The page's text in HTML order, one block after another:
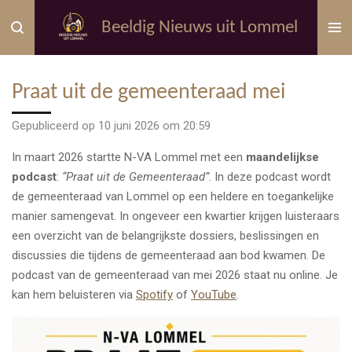
direct
naar
hoofdinhoud
Beeldig Nieuws uit Lommel
Praat uit de gemeenteraad mei
Gepubliceerd op 10 juni 2026 om 20:59
In maart 2026 startte N-VA Lommel met een maandelijkse
podcast: “Praat uit de Gemeenteraad”. In deze podcast wordt
de gemeenteraad van Lommel op een heldere en toegankelijke
manier samengevat. In ongeveer een kwartier krijgen luisteraars
een overzicht van de belangrijkste dossiers, beslissingen en
discussies die tijdens de gemeenteraad aan bod kwamen. De
podcast van de gemeenteraad van mei 2026 staat nu online. Je
kan hem beluisteren via Spotify of YouTube.